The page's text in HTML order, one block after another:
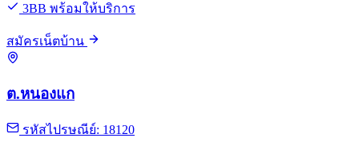
3BB พร้อมให้บริการ
สมัครเน็ตบ้าน
ต.หนองแก
รหัสไปรษณีย์: 18120